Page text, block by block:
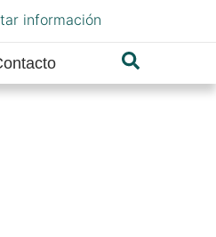
información